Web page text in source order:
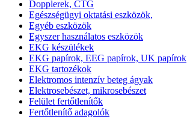
Dopplerek, CTG
Egészségügyi oktatási eszközök,
Egyéb eszközök
Egyszer használatos eszközök
EKG készülékek
EKG papírok, EEG papírok, UK papírok
EKG tartozékok
Elektromos intenzív beteg ágyak
Elektrosebészet, mikrosebészet
Felület fertőtlenítők
Fertőtlenítő adagolók